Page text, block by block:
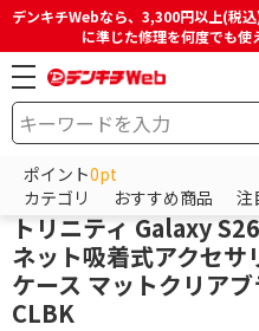
デンキチWebなら、3,300円以上(税
に準じた修理を何度でも使
ポイント0pt
カテゴリ
おすすめ商品 注
HOME 商品一覧ページ ス
トリニティ
トリニティ Galaxy
ネット吸着式アクセ
ケース マットクリア
CLBK